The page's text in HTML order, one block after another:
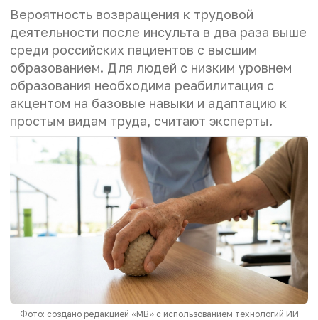
Вероятность возвращения к трудовой
деятельности после инсульта в два раза выше
среди российских пациентов с высшим
образованием. Для людей с низким уровнем
образования необходима реабилитация с
акцентом на базовые навыки и адаптацию к
простым видам труда, считают эксперты.
Фото: создано редакцией «МВ» с использованием технологий ИИ